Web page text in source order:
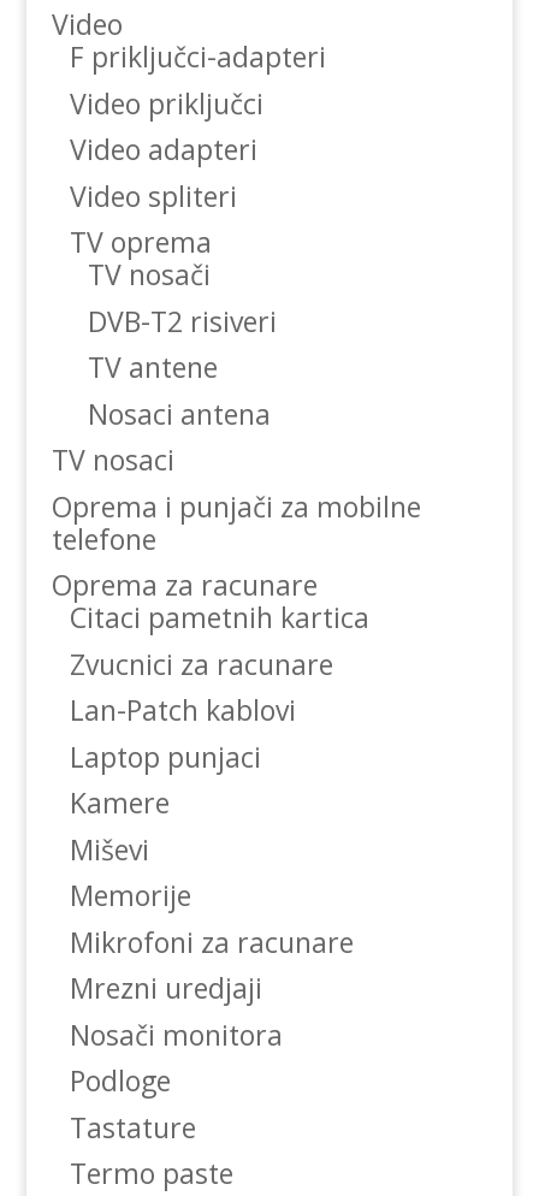
Video
F priključci-adapteri
Video priključci
Video adapteri
Video spliteri
TV oprema
TV nosači
DVB-T2 risiveri
TV antene
Nosaci antena
TV nosaci
Oprema i punjači za mobilne
telefone
Oprema za racunare
Citaci pametnih kartica
Zvucnici za racunare
Lan-Patch kablovi
Laptop punjaci
Kamere
Miševi
Memorije
Mikrofoni za racunare
Mrezni uredjaji
Nosači monitora
Podloge
Tastature
Termo paste